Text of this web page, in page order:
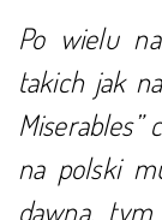
Po wielu
takich jak
Miserables”
na polski
dawna,